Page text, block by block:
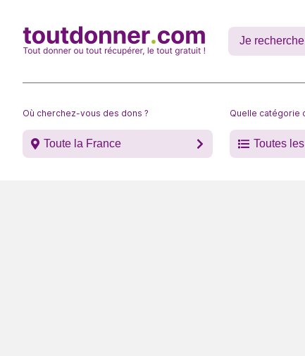
Où cherchez-vous des dons ?
Toute la France
Quelle catégorie
Toutes